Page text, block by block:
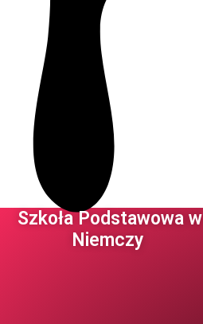
Szkoła Podstawowa w
Niemczy ​